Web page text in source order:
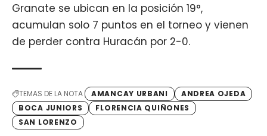
Granate se ubican en la posición 19°,
acumulan solo 7 puntos en el torneo y vienen
de perder contra Huracán por 2-0.
TEMAS DE LA NOTA AMANCAY URBANI
ANDREA OJEDA
BOCA JUNIORS
FLORENCIA QUIÑONES
SAN LORENZO